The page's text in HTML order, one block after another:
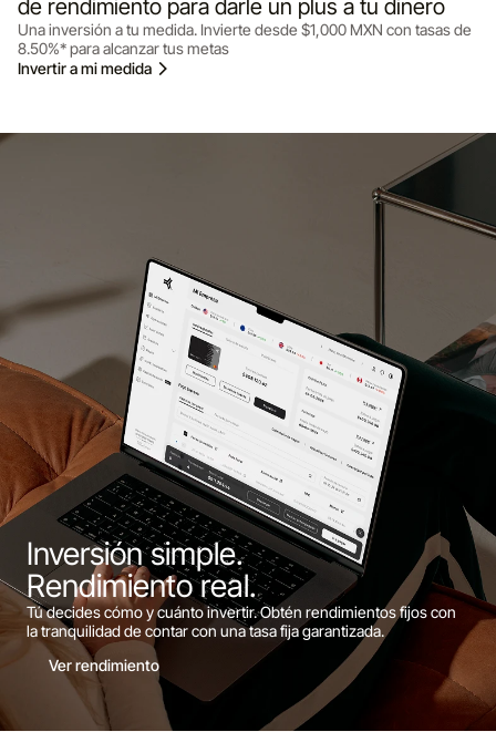
de rendimiento para darle un plus a tu dinero
Una inversión a tu medida. Invierte desde $1,000 MXN con tasas de
8.50%* para alcanzar tus metas
Invertir a mi medida
Inversión simple.
Rendimiento real.
Tú decides cómo y cuánto invertir. Obtén rendimientos fijos con
la tranquilidad de contar con una tasa fija garantizada.
Ver rendimiento